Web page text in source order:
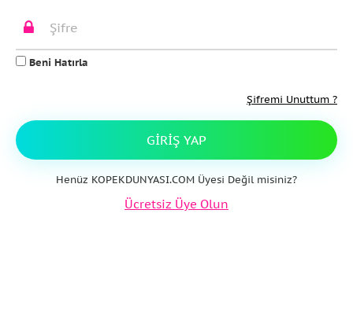
Beni Hatırla
Şifremi Unuttum ?
GIRIŞ YAP
Henüz KOPEKDUNYASI.COM Üyesi Değil misiniz?
Ücretsiz Üye Olun